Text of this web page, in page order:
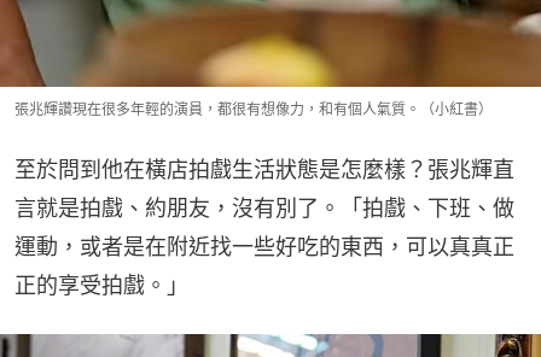
張兆輝讚現在很多年輕的演員，都很有想像力，和有個人氣質。（小紅書）
至於問到他在橫店拍戲生活狀態是怎麼樣？張兆輝直
言就是拍戲、約朋友，沒有別了。「拍戲、下班、做
運動，或者是在附近找一些好吃的東西，可以真真正
正的享受拍戲。」